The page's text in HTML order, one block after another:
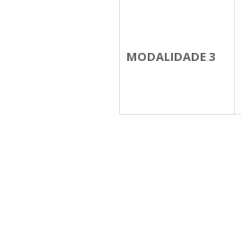
MODALIDADE 3